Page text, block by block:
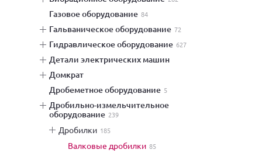
газовое оборудование 84
гальваническое оборудование 72
гидравлическое оборудование 627
детали электрических машин
домкрат
дробеметное оборудование 5
дробильно-измельчительное
оборудование 239
дробилки 185
валковые дробилки 85